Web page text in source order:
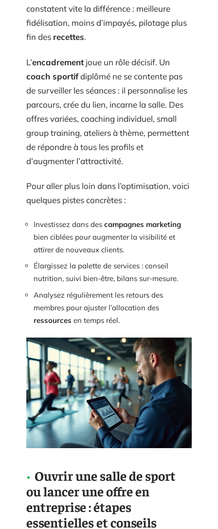
constatent vite la différence : meilleure
fidélisation, moins d’impayés, pilotage plus
fin des recettes.
L’encadrementjoue un rôle décisif. Un
coach sportifdiplômé ne se contente pas
de surveiller les séances : il personnalise les
parcours, crée du lien, incarne la salle. Des
offres variées, coaching individuel, small
group training, ateliers à thème, permettent
de répondre à tous les profils et
d’augmenter l’attractivité.
Pour aller plus loin dans l’optimisation, voici
quelques pistes concrètes :
Investissez dans des campagnes marketing
bien ciblées pour augmenter la visibilité et
attirer de nouveaux clients.
Élargissez la palette de services : conseil
nutrition, suivi bien-être, bilans sur-mesure.
Analysez régulièrement les retours des
membres pour ajuster l’allocation des
ressources en temps réel.
Ouvrir une salle de sport
ou lancer une offre en
entreprise : étapes
essentielles et conseils